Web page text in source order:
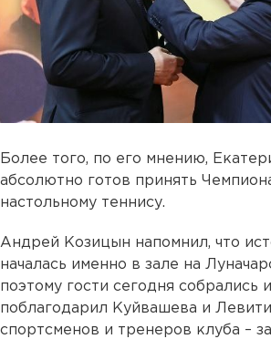
Более того, по его мнению,
абсолютно готов принять
настольному теннису.
Андрей Козицын напомнил, что
началась именно в зале на
поэтому гости сегодня собрались
поблагодарил Куйвашева и
спортсменов и тренеров клуба –